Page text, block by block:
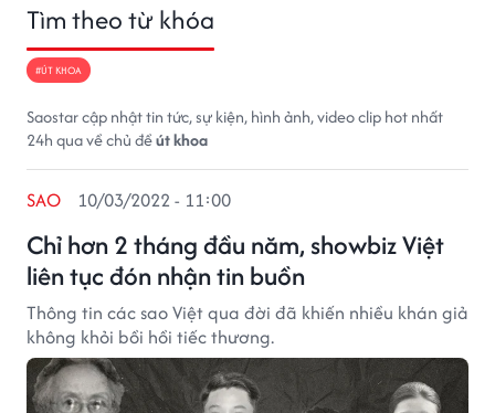
Tìm theo từ khóa
#ÚT KHOA
Saostar cập nhật tin tức, sự kiện, hình ảnh, video clip hot nhất
24h qua về chủ đềút khoa
Chỉ hơn 2 tháng đầu năm, showbiz Việt
liên tục đón nhận tin buồn
SAO 10/03/2022 - 11:00
Thông tin các sao Việt qua đời đã khiến nhiều khán giả
không khỏi bồi hồi tiếc thương.